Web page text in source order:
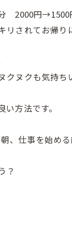
分 2000円→1500
されてお帰り
クヌクも気持ち
方法です。
、仕事を始め
？